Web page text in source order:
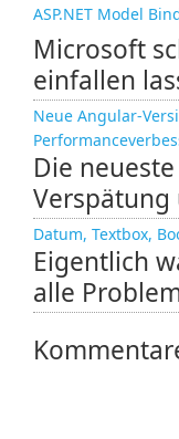
ASP.NET Model
Microsoft
einfallen
Neue Angular-
Die
Verspätung
Datum, Textbox,
Eigentlich
alle